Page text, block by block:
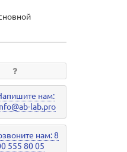
нам:
lab.pro
нам: 8
555 80 05